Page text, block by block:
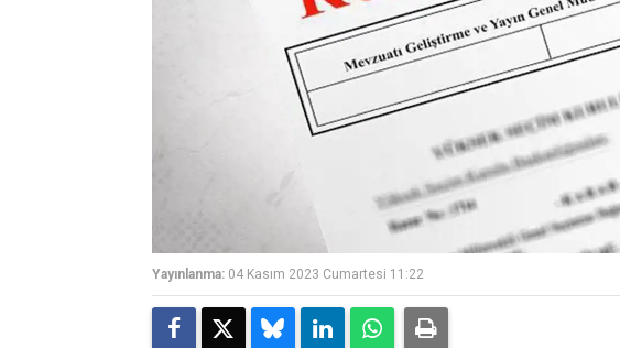
Yayınlanma: 04 Kasım 2023 Cumartesi 11:22